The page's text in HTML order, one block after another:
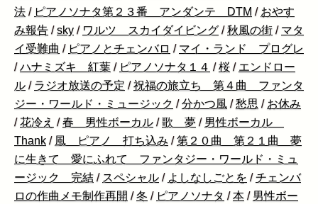
法 / ピアノソナタ第２３番 アンダンテ DTM / おやす
み報告 /sky / ワルツ スカイダイビング /秋風の街 / マタ
イ受難曲 / ピアノとチェンバロ / マイ・ランド プログレ
/ハナミズキ 紅葉 / ピアノソナタ１４ /桜 / エンドロー
ル / ラジオ放送の予定 /祝福の旅立ち 第４曲 ファンタ
ジー・ワールド・ミュージック /分かつ風 /愁思 / お休み
/花冷え /春 男性ボーカル /歌 夢 / 男性ボーカル
Thank / 風 ピアノ 打ち込み /第２０曲 第２１曲 夢
に生きて 愛にふれて ファンタジー・ワールド・ミュ
ージック 完結 / スペシャル / よしなしごとを /チェンバ
ロの作曲メモ制作再開 /冬 / ピアノソナタ /本 / 男性ボー